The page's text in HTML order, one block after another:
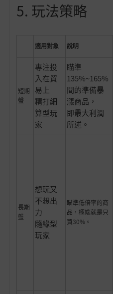
5. 玩法策略
適用對象 說明
短期
盤
專注投
入在貿
易上
精打細
算型玩
家
瞄準
135%~165%
間的準備暴
漲商品，
即最大利潤
所述。
長期
盤
想玩又
不想出
力
隨緣型
玩家
瞄準低倍率的商
品，極端就是只
買30%。